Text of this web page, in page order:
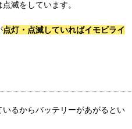
滅をしています。
点灯・点滅していればイモビライ
るからバッテリーがあがるとい